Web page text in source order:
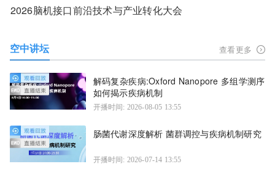
2026脑机接口前沿技术与产业转化大会
空中讲坛 查看更多
解码复杂疾病:Oxford Nanopore 多组学测序
如何揭示疾病机制
开播时间: 2026-08-05 13:55
肠菌代谢深度解析 菌群调控与疾病机制研究
开播时间: 2026-07-14 13:55